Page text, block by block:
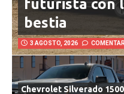
futurista con
bestia
3 AGOSTO, 2026
Chevrolet Silverado 1500